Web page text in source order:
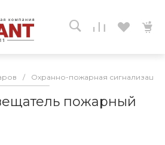
/ Охранно-пожарная сигнализация
пожарный